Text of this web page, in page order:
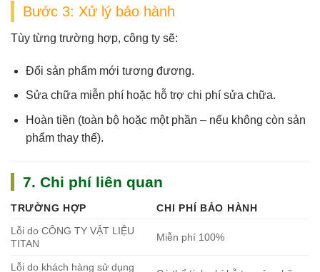
Bước 3: Xử lý bảo hành
Tùy từng trường hợp, công ty sẽ:
Đổi sản phẩm mới tương đương.
Sửa chữa miễn phí hoặc hỗ trợ chi phí sửa chữa.
Hoàn tiền (toàn bộ hoặc một phần – nếu không còn sản
phẩm thay thế).
7. Chi phí liên quan
TRƯỜNG HỢP
CHI PHÍ BẢO HÀNH
Lỗi do CÔNG TY VẬT LIỆU
TITAN
Miễn phí 100%
Lỗi do khách hàng sử dụng